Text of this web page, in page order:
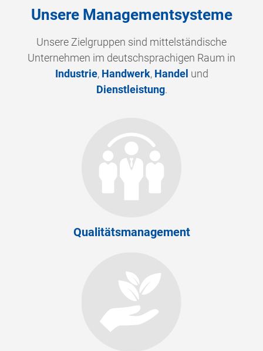
Unsere Managementsysteme
Unsere Zielgruppen sind mittelständische
Unternehmen im deutschsprachigen Raum in
Industrie, Handwerk, Handel und
Dienstleistung.
Qualitätsmanagement